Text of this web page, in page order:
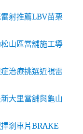
射推薦LBV苗栗
山區當舖施工導
治療挑選近視雷
大里當舖與龜山
剎車片BRAKE